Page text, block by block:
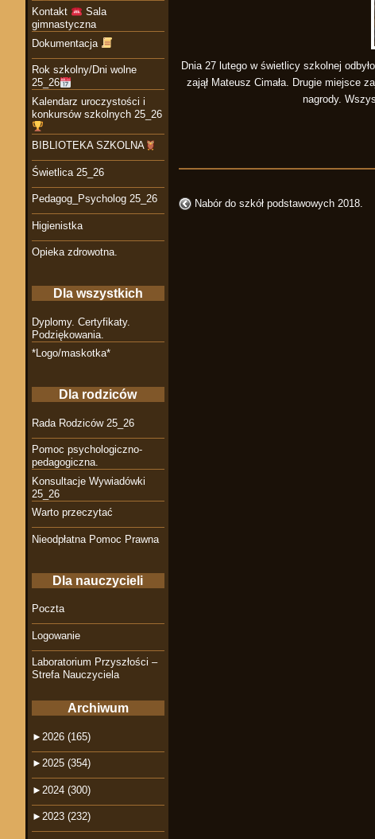
Dnia 27 lutego w świetlicy szkolnej
zajął Mateusz Cimała. Drugie miejsce
nagrody.
Nabór do szkół podstawowych 2018.
Kontakt
Sala
gimnastyczna
Dokumentacja
Rok szkolny/Dni wolne
25_26
Kalendarz uroczystości i
konkursów szkolnych 25_26
BIBLIOTEKA SZKOLNA
Świetlica 25_26
Pedagog_Psycholog 25_26
Higienistka
Opieka zdrowotna.
Dla wszystkich
Dyplomy. Certyfikaty.
Podziękowania.
*Logo/maskotka*
Dla rodziców
Rada Rodziców 25_26
Pomoc psychologiczno-
pedagogiczna.
Konsultacje Wywiadówki
25_26
Warto przeczytać
Nieodpłatna Pomoc Prawna
Dla nauczycieli
Poczta
Logowanie
Laboratorium Przyszłości –
Strefa Nauczyciela
Archiwum
► 2026 (165)
► 2025 (354)
► 2024 (300)
► 2023 (232)